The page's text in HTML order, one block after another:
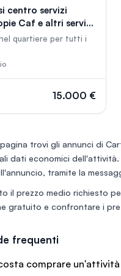
centro servizi
Caf e altri servizi
quartiere per tutti i
15.000 €
trovi gli annunci di
dati economici
tramite la
il prezzo medio richiesto
gratuito e confrontare i
frequenti
comprare